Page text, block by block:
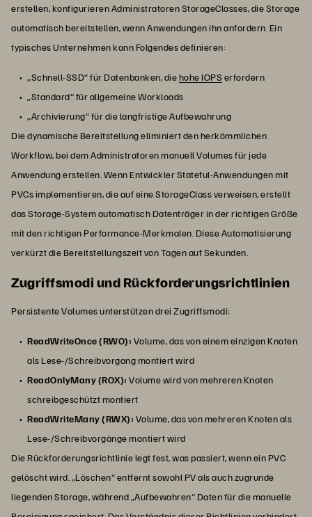
erstellen, konfigurieren Administratoren StorageClasses, die Storage
automatisch bereitstellen, wenn Anwendungen ihn anfordern. Ein
typisches Unternehmen kann Folgendes definieren:
„Schnell-SSD“ für Datenbanken, diehohe IOPSerfordern
„Standard“ für allgemeine Workloads
„Archivierung“ für die langfristige Aufbewahrung
Die dynamische Bereitstellung eliminiert den herkömmlichen
Workflow, bei dem Administratoren manuell Volumes für jede
Anwendung erstellen. Wenn Entwickler Stateful-Anwendungen mit
PVCs implementieren, die auf eine StorageClass verweisen, erstellt
das Storage-System automatisch Datenträger in der richtigen Größe
mit den richtigen Performance-Merkmalen. Diese Automatisierung
verkürzt die Bereitstellungszeit von Tagen auf Sekunden.
Zugriffsmodi und Rückforderungsrichtlinien
Persistente Volumes unterstützen drei Zugriffsmodi:
ReadWriteOnce (RWO): Volume, das von einem einzigen Knoten
als Lese-/Schreibvorgang montiert wird
ReadOnlyMany (ROX): Volume wird von mehreren Knoten
schreibgeschützt montiert
ReadWriteMany (RWX): Volume, das von mehreren Knoten als
Lese-/Schreibvorgänge montiert wird
Die Rückforderungsrichtlinie legt fest, was passiert, wenn ein PVC
gelöscht wird. „Löschen“ entfernt sowohl PV als auch zugrunde
liegenden Storage, während „Aufbewahren“ Daten für die manuelle